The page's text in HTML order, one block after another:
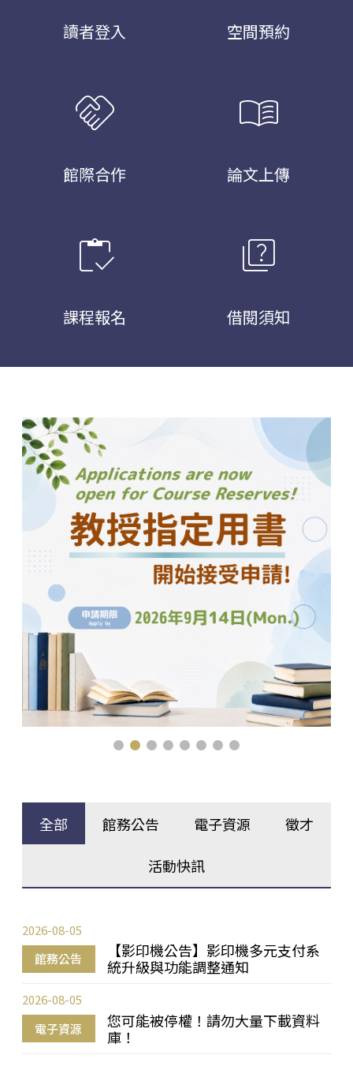
讀者登入 空間預約
handshake
館際合作
menu_book
論文上傳
inventory
課程報名
quiz
借閱須知
全部 館務公告 電子資源 徵才
活動快訊
館務公告
【影印機公告】影印機多元支付系
統升級與功能調整通知
2026-08-05
電子資源
您可能被停權！請勿大量下載資料
庫！
2026-08-05